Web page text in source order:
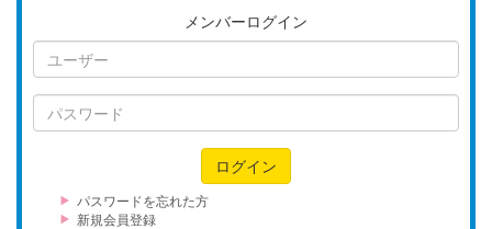
メンバーログイン
ユ
ザ
パ
ワ
ー
ド
ログイン
パスワードを忘れた方
新規会員登録